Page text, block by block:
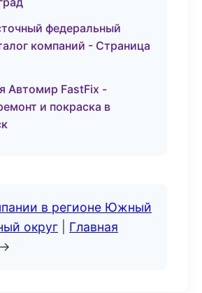
федеральный
компаний - Страница
Автомир FastFix -
и покраска в
в регионе Южный
округ
Главная
→